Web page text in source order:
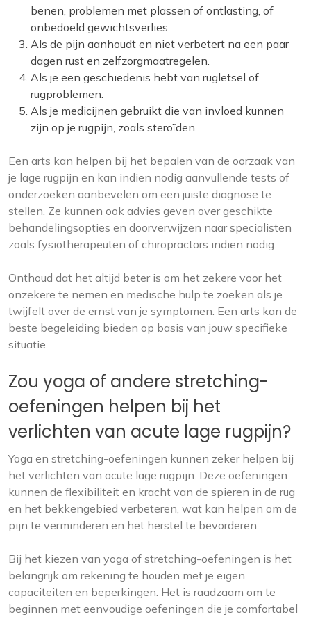
benen, problemen met plassen of ontlasting, of
onbedoeld gewichtsverlies.
Als de pijn aanhoudt en niet verbetert na een paar
dagen rust en zelfzorgmaatregelen.
Als je een geschiedenis hebt van rugletsel of
rugproblemen.
Als je medicijnen gebruikt die van invloed kunnen
zijn op je rugpijn, zoals steroïden.
Een arts kan helpen bij het bepalen van de oorzaak van
je lage rugpijn en kan indien nodig aanvullende tests of
onderzoeken aanbevelen om een juiste diagnose te
stellen. Ze kunnen ook advies geven over geschikte
behandelingsopties en doorverwijzen naar specialisten
zoals fysiotherapeuten of chiropractors indien nodig.
Onthoud dat het altijd beter is om het zekere voor het
onzekere te nemen en medische hulp te zoeken als je
twijfelt over de ernst van je symptomen. Een arts kan de
beste begeleiding bieden op basis van jouw specifieke
situatie.
Zou yoga of andere stretching-
oefeningen helpen bij het
verlichten van acute lage rugpijn?
Yoga en stretching-oefeningen kunnen zeker helpen bij
het verlichten van acute lage rugpijn. Deze oefeningen
kunnen de flexibiliteit en kracht van de spieren in de rug
en het bekkengebied verbeteren, wat kan helpen om de
pijn te verminderen en het herstel te bevorderen.
Bij het kiezen van yoga of stretching-oefeningen is het
belangrijk om rekening te houden met je eigen
capaciteiten en beperkingen. Het is raadzaam om te
beginnen met eenvoudige oefeningen die je comfortabel